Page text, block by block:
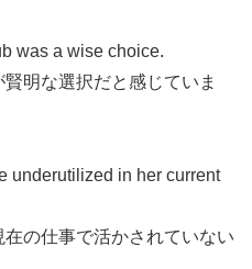
was a wise choice.
明な選択だと感じていま
underutilized in her current
の仕事で活かされていない